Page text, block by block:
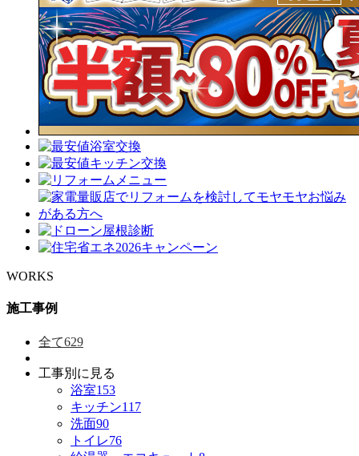
WORKS
施工事例
全て629
工事別に見る
浴室153
キッチン117
洗面90
トイレ76